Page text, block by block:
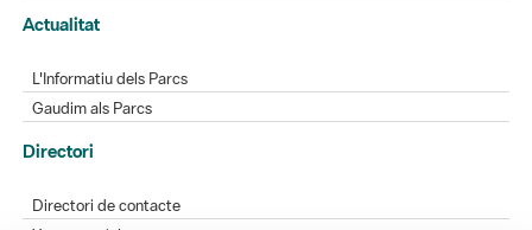
Actualitat
L'Informatiu dels Parcs
Gaudim als Parcs
Directori
Directori de contacte